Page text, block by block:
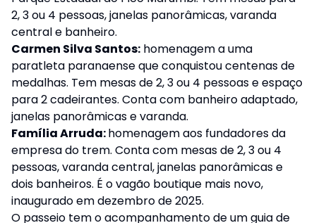
2, 3 ou 4 pessoas, janelas panorâmicas, varanda
central e banheiro.
Carmen Silva Santos: homenagem a uma
paratleta paranaense que conquistou centenas de
medalhas. Tem mesas de 2, 3 ou 4 pessoas e espaço
para 2 cadeirantes. Conta com banheiro adaptado,
janelas panorâmicas e varanda.
Família Arruda:homenagem aos fundadores da
empresa do trem. Conta com mesas de 2, 3 ou 4
pessoas, varanda central, janelas panorâmicas e
dois banheiros. É o vagão boutique mais novo,
inaugurado em dezembro de 2025.
O passeio tem o acompanhamento de um guia de